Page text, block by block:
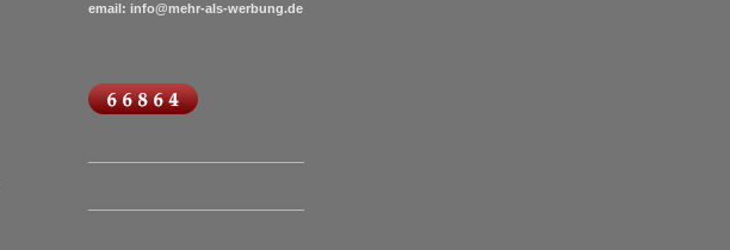
email: info@mehr-als-werbung.de